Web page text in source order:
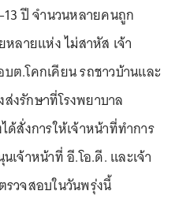
13 ปี จำนวนหลายคนถูก
หลายแห่ง ไม่สาหัส เจ้า
.โคกเคียน รถชาวบ้านและ
งรักษาที่โรงพยาบาล
สั่งการให้เจ้าหน้าที่ทำการ
จ้าหน้าที่ อี.โอ.ดี. และเจ้า
วจสอบในวันพรุ่งนี้